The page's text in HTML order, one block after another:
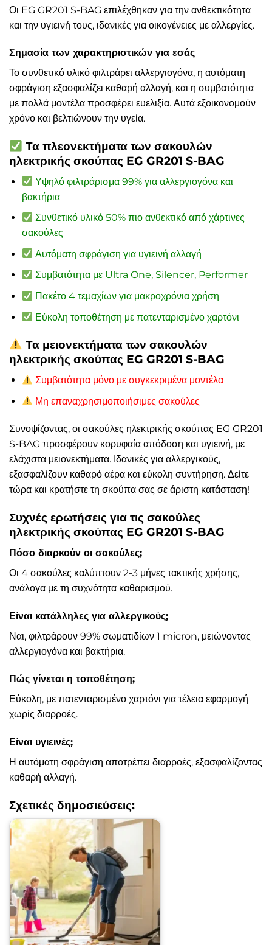
Οι EG GR201 S-BAG επιλέχθηκαν για την ανθεκτικότητα
και την υγιεινή τους, ιδανικές για οικογένειες με αλλεργίες.
Σημασία των χαρακτηριστικών για εσάς
Το συνθετικό υλικό φιλτράρει αλλεργιογόνα, η αυτόματη
σφράγιση εξασφαλίζει καθαρή αλλαγή, και η συμβατότητα
με πολλά μοντέλα προσφέρει ευελιξία. Αυτά εξοικονομούν
χρόνο και βελτιώνουν την υγεία.
Τα πλεονεκτήματα των σακουλών
ηλεκτρικής σκούπας EG GR201 S-BAG
Υψηλό φιλτράρισμα 99% για αλλεργιογόνα και
βακτήρια
Συνθετικό υλικό 50% πιο ανθεκτικό από χάρτινες
σακούλες
Αυτόματη σφράγιση για υγιεινή αλλαγή
Συμβατότητα με Ultra One, Silencer, Performer
Πακέτο 4 τεμαχίων για μακροχρόνια χρήση
Εύκολη τοποθέτηση με πατενταρισμένο χαρτόνι
Τα μειονεκτήματα των σακουλών
ηλεκτρικής σκούπας EG GR201 S-BAG
Συμβατότητα μόνο με συγκεκριμένα μοντέλα
Μη επαναχρησιμοποιήσιμες σακούλες
Συνοψίζοντας, οι σακούλες ηλεκτρικής σκούπας EG GR201
S-BAG προσφέρουν κορυφαία απόδοση και υγιεινή, με
ελάχιστα μειονεκτήματα. Ιδανικές για αλλεργικούς,
εξασφαλίζουν καθαρό αέρα και εύκολη συντήρηση. Δείτε
τώρα και κρατήστε τη σκούπα σας σε άριστη κατάσταση!
Συχνές ερωτήσεις για τις σακούλες
ηλεκτρικής σκούπας EG GR201 S-BAG
Πόσο διαρκούν οι σακούλες;
Οι 4 σακούλες καλύπτουν 2-3 μήνες τακτικής χρήσης,
ανάλογα με τη συχνότητα καθαρισμού.
Είναι κατάλληλες για αλλεργικούς;
Ναι, φιλτράρουν 99% σωματιδίων 1 micron, μειώνοντας
αλλεργιογόνα και βακτήρια.
Πώς γίνεται η τοποθέτηση;
Εύκολη, με πατενταρισμένο χαρτόνι για τέλεια εφαρμογή
χωρίς διαρροές.
Είναι υγιεινές;
Η αυτόματη σφράγιση αποτρέπει διαρροές, εξασφαλίζοντας
καθαρή αλλαγή.
Σχετικές δημοσιεύσεις: